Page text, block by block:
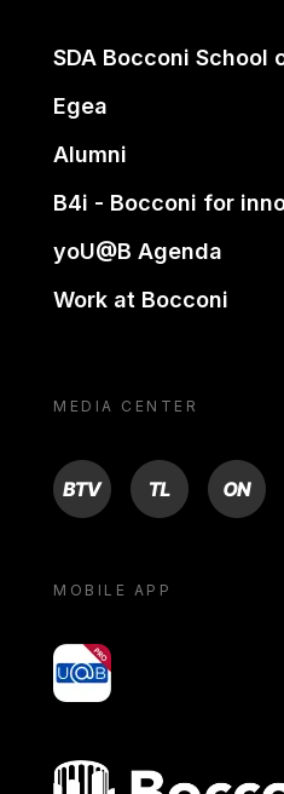
SDA Bocconi School
Egea
Alumni
B4i - Bocconi for
yoU@B Agenda
Work at Bocconi
MEDIA CENTER
BTV TL ON
MOBILE APP
yoU@B
Bocconi shop